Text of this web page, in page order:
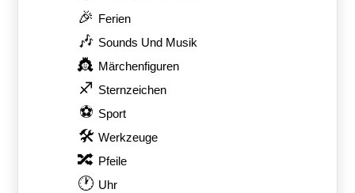
🎉 Ferien
🎶 Sounds Und Musik
👸 Märchenfiguren
♐ Sternzeichen
⚽ Sport
🛠 Werkzeuge
🔀 Pfeile
🕐 Uhr